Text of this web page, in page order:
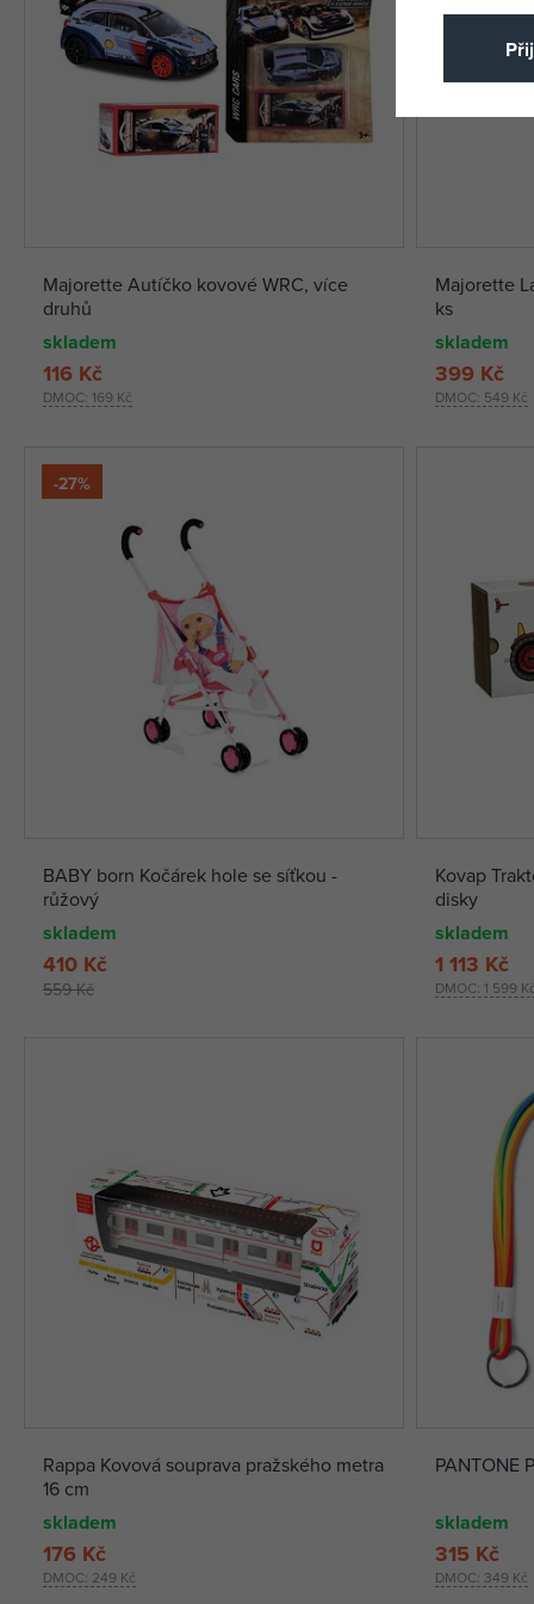
Majorette Autíčko kovové WRC, více
druhů
skladem
DMOC: 169 Kč
116 Kč
Majorette
ks
skladem
DMOC: 549 Kč
399 Kč
-27%
BABY born Kočárek hole se síťkou -
růžový
skladem
559 Kč
410 Kč
Kovap
disky
skladem
DMOC: 1 599 Kč
1 113 Kč
Rappa Kovová souprava pražského metra
16 cm
skladem
DMOC: 249 Kč
176 Kč
PANTONE
skladem
DMOC: 349 Kč
315 Kč